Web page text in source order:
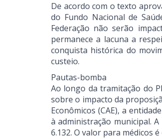
De acordo com o texto
do Fundo Nacional de
Federação não serão
permanece a lacuna a
conquista histórica do
custeio.
Pautas-bomba
Ao longo da tramitação do
sobre o impacto da
Econômicos (CAE), a
à administração municipal.
6.132. O valor para médicos é